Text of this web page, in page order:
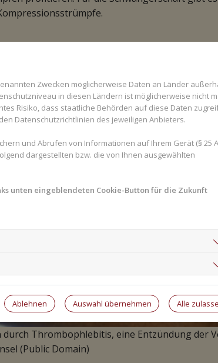
durch Thrombophlebitis, eine Entzündung der
(Public Domain)
Zwecken möglicherweise Daten an Länder
in diesen Ländern ist möglicherweise nicht
Risiko, dass staatliche Behörden auf diese Daten
Datenschutzrichtlinien des jeweiligen Anbieters.
und Abrufen von Informationen auf Ihrem Gerät (§ 25
dargestellten bzw. die von Ihnen ausgewählten
unten eingeblendeten Cookie-Button für die Zukunft
Ablehnen Auswahl übernehmen Alle